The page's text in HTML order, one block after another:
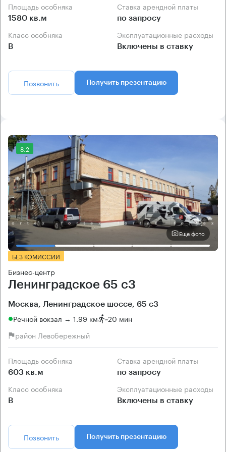
Площадь особняка
1580 кв.м
Ставка арендной платы
по запросу
Класс особняка
B
Эксплуатационные расходы
Включены в ставку
Позвонить Получить презентацию
8.2
Еще фото
БЕЗ КОМИССИИ
Бизнес-центр
Ленинградское 65 с3
Москва, Ленинградское шоссе, 65 с3
Речной вокзал → 1.99 км ~20 мин
район Левобережный
Площадь особняка
603 кв.м
Ставка арендной платы
по запросу
Класс особняка
B
Эксплуатационные расходы
Включены в ставку
Позвонить Получить презентацию